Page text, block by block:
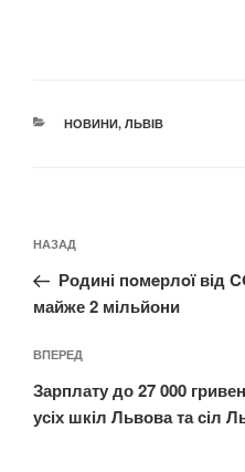
КАТЕГОРІЇ
НОВИНИ, ЛЬВІВ
записів
Попередній
запис:
НАЗАД
Родині пoмeрлoї від
майже 2 мільйони
Наступний
запис
ВПЕРЕД
Зарплату до 27 000
усіх шкіл Львова та сіл